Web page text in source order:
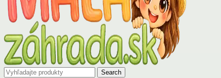
Search